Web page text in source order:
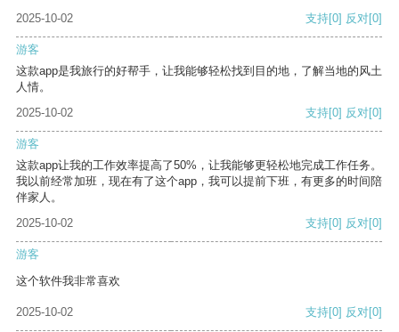
2025-10-02 支持[0] 反对[0]
游客
这款app是我旅行的好帮手，让我能够轻松找到目的地，了解当地的风土
人情。
2025-10-02
支持[0] 反对[0]
游客
这款app让我的工作效率提高了50%，让我能够更轻松地完成工作任务。
我以前经常加班，现在有了这个app，我可以提前下班，有更多的时间陪
伴家人。
2025-10-02
支持[0] 反对[0]
游客
这个软件我非常喜欢
2025-10-02 支持[0] 反对[0]